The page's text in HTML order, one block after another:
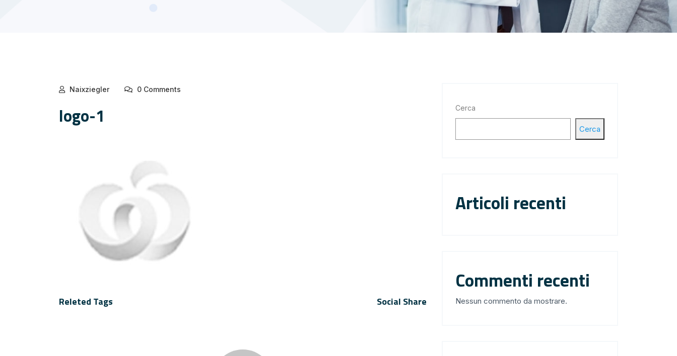
Naixziegler 0 Comments
logo-1
Releted Tags Social Share
Cerca
Cerca
Articoli recenti
Commenti recenti
Nessun commento da mostrare.